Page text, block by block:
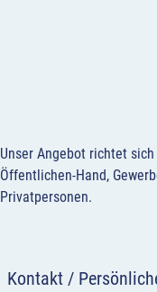
Unser Angebot richtet
Öffentlichen-Hand,
Privatpersonen.
Kontakt /